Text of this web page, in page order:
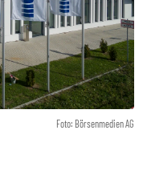
Foto: Börsenmedien AG